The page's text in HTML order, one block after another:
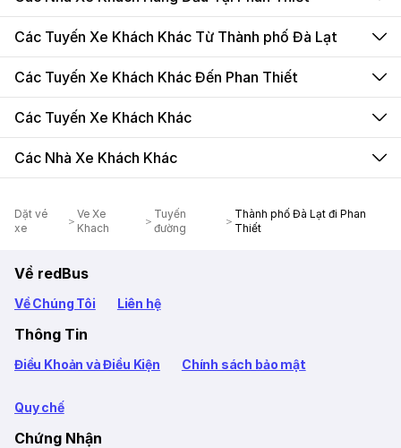
Các Tuyến Xe Khách Khác Từ Thành phố Đà Lạt
Các Tuyến Xe Khách Khác Đến Phan Thiết
Các Tuyến Xe Khách Khác
Các Nhà Xe Khách Khác
Dặt vé
xe
Ve Xe
Khach
Tuyến
đường
Thành phố Đà Lạt đi Phan
Thiết
Về redBus
Về Chúng Tôi Liên hệ
Thông Tin
Điều Khoản và Điều Kiện Chính sách bảo mật
Quy chế
Chứng Nhận